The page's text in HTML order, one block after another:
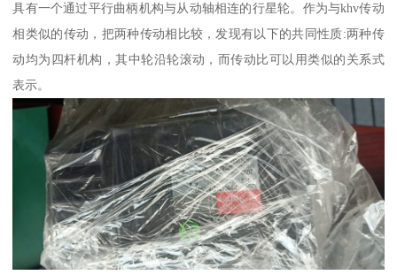
具有一个通过平行曲柄机构与从动轴相连的行星轮。作为与khv传动
相类似的传动，把两种传动相比较，发现有以下的共同性质:两种传
动均为四杆机构，其中轮沿轮滚动，而传动比可以用类似的关系式
表示。